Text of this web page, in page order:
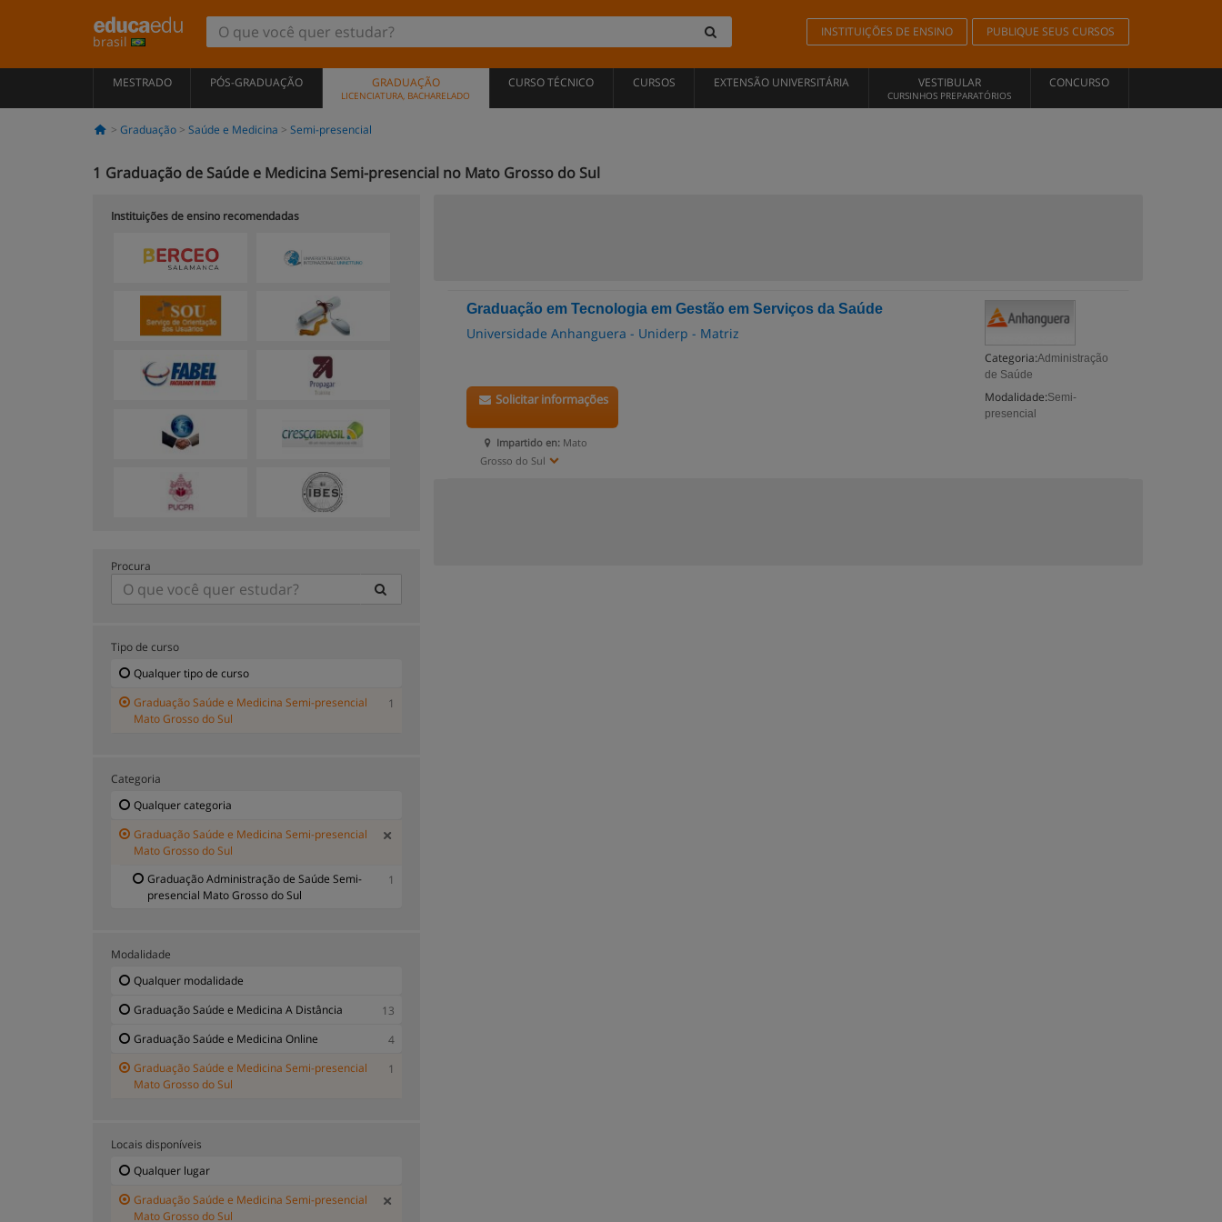
brasil
INSTITUIÇÕES DE ENSINO PUBLIQUE SEUS CURSOS
MESTRADO PÓS-GRADUAÇÃO GRADUAÇÃO
LICENCIATURA, BACHARELADO
CURSO TÉCNICO CURSOS EXTENSÃO UNIVERSITÁRIA VESTIBULAR
CURSINHOS PREPARATÓRIOS
CONCURSO
Graduação Saúde e Medicina Semi-presencial
1 Graduação de Saúde e Medicina Semi-presencial no Mato Grosso do Sul
Graduação em Tecnologia em Gestão em Serviços da Saúde
Universidade Anhanguera - Uniderp - Matriz
Categoria:Administração
de Saúde
Modalidade:Semi-
presencial
Impartido en: Mato
Grosso do Sul
Solicitar informações
Instituições de ensino recomendadas
Procura
Tipo de curso
Qualquer tipo de curso
Graduação Saúde e Medicina Semi-presencial
Mato Grosso do Sul
1
Categoria
Qualquer categoria
Graduação Saúde e Medicina Semi-presencial
Mato Grosso do Sul
Graduação Administração de Saúde Semi-
presencial Mato Grosso do Sul
1
Modalidade
Qualquer modalidade
Graduação Saúde e Medicina A Distância
13
Graduação Saúde e Medicina Online
4
Graduação Saúde e Medicina Semi-presencial
Mato Grosso do Sul
1
Locais disponíveis
Qualquer lugar
Graduação Saúde e Medicina Semi-presencial
Mato Grosso do Sul